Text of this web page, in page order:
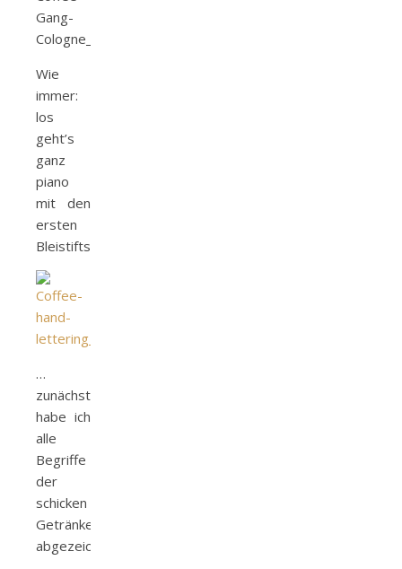
Wie
immer:
los
geht’s
ganz
piano
mit den
ersten
Bleistiftskizzen…
…
zunächst
habe ich
alle
Begriffe
der
schicken
Getränkekarte
abgezeichnet.